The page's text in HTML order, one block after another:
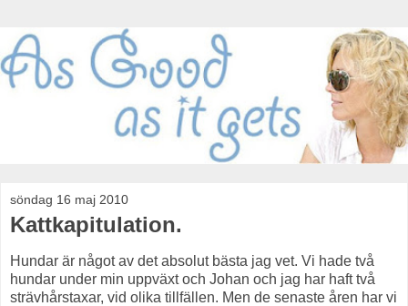
söndag 16 maj 2010
Kattkapitulation.
Hundar är något av det absolut bästa jag vet. Vi hade två
hundar under min uppväxt och Johan och jag har haft två
strävhårstaxar, vid olika tillfällen. Men de senaste åren har vi